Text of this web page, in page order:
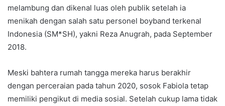
melambung dan dikenal luas oleh publik setelah ia
menikah dengan salah satu personel boyband terkenal
Indonesia (SM*SH), yakni Reza Anugrah, pada September
2018.
Meski bahtera rumah tangga mereka harus berakhir
dengan perceraian pada tahun 2020, sosok Fabiola tetap
memiliki pengikut di media sosial. Setelah cukup lama tidak